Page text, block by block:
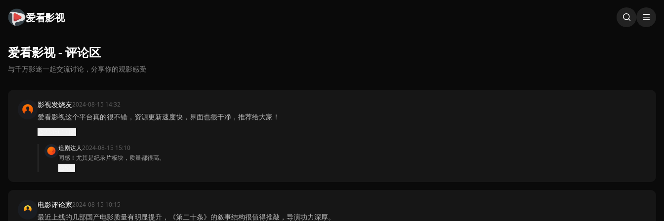
爱看影视
爱看影视 - 评论区
与千万影迷一起交流讨论，分享你的观影感受
影视发烧友2024-08-15 14:32
爱看影视这个平台真的很不错，资源更新速度快，界面也很干净，推荐给大家！
追剧达人2024-08-15 15:10
同感！尤其是纪录片板块，质量都很高。
电影评论家2024-08-15 10:15
最近上线的几部国产电影质量有明显提升，《第二十条》的叙事结构很值得推敲，导演功力深厚。